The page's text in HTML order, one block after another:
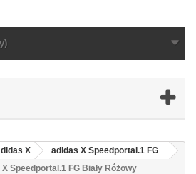
X
adidas X Speedportal.1 FG
Speedportal.1 FG Biały Różowy